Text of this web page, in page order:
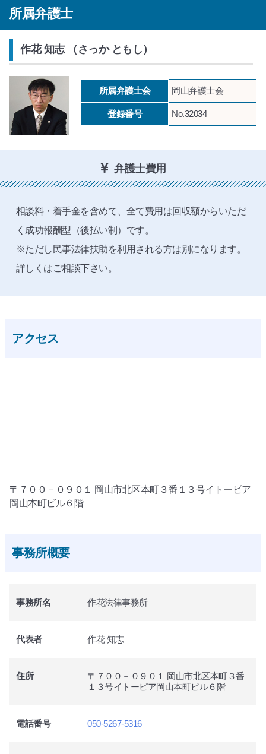
所属弁護士
作花 知志 （さっか ともし）
所属弁護士会 岡山弁護士会
登録番号 No.32034
弁護士費用
相談料・着手金を含めて、全て費用は回収額からいただ
く成功報酬型（後払い制）です。
※ただし民事法律扶助を利用される方は別になります。
詳しくはご相談下さい。
アクセス
〒７００－０９０１ 岡山市北区本町３番１３号イトーピア
岡山本町ビル６階
事務所概要
事務所名 作花法律事務所
代表者 作花 知志
住所
〒７００－０９０１ 岡山市北区本町３番
１３号イトーピア岡山本町ビル６階
電話番号 050-5267-5316